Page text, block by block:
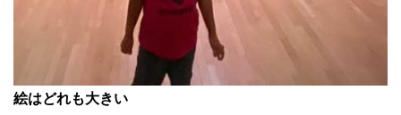
絵はどれも大きい